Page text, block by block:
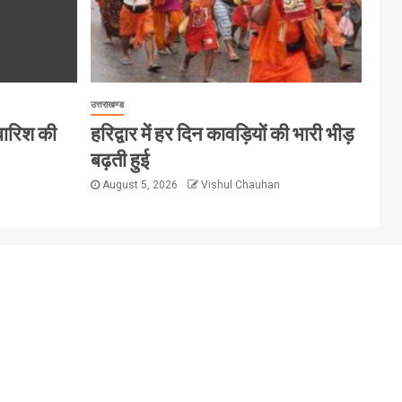
की
उत्तराखण्ड
हरिद्वार में हर दिन कावड़ियों की भारी भीड़
बढ़ती हुई
August 5, 2026 Vishul Chauhan